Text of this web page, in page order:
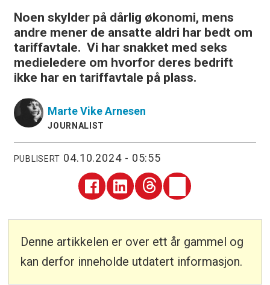
Noen skylder på dårlig økonomi, mens
andre mener de ansatte aldri har bedt om
tariffavtale. Vi har snakket med seks
medieledere om hvorfor deres bedrift
ikke har en tariffavtale på plass.
Marte VikeArnesen
JOURNALIST
PUBLISERT 04.10.2024 - 05:55
Denne artikkelen er over ett år gammel og
kan derfor inneholde utdatert informasjon.